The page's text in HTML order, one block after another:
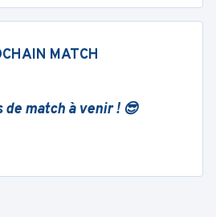
MATCH
de match à venir ! 😎